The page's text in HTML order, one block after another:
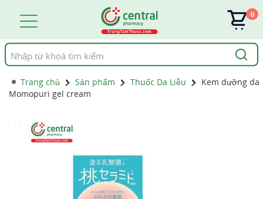
Tìm
kiếm
0
Trang chủ Sản phẩm Thuốc Da Liễu
Kem dưỡng da
Momopuri gel cream